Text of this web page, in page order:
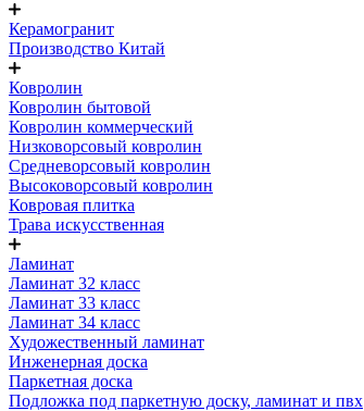
Керамогранит
Производство Китай
Ковролин
Ковролин бытовой
Ковролин коммерческий
Низковорсовый ковролин
Средневорсовый ковролин
Высоковорсовый ковролин
Ковровая плитка
Трава искусственная
Ламинат
Ламинат 32 класс
Ламинат 33 класс
Ламинат 34 класс
Художественный ламинат
Инженерная доска
Паркетная доска
Подложка под паркетную доску, ламинат и пвх